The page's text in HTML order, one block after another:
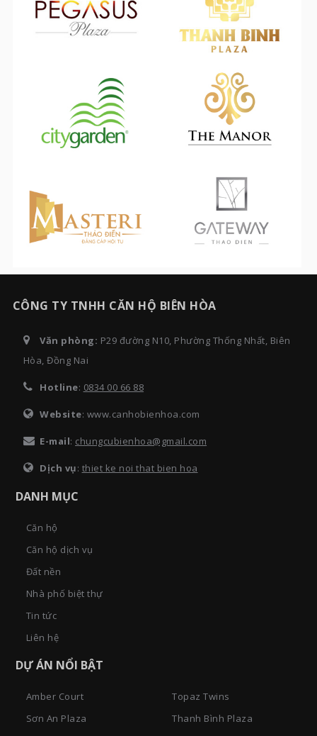
CÔNG TY TNHH CĂN HỘ BIÊN HÒA
Văn phòng: P29 đường N10, Phường Thống Nhất, Biên
Hòa, Đồng Nai
Hotline: 0834 00 66 88
Website: www.canhobienhoa.com
E-mail: chungcubienhoa@gmail.com
Dịch vụ: thiet ke noi that bien hoa
DANH MỤC
Căn hộ
Căn hộ dịch vụ
Đất nền
Nhà phố biệt thự
Tin tức
Liên hệ
DỰ ÁN NỔI BẬT
Amber Court
Topaz Twins
Sơn An Plaza
Thanh Bình Plaza